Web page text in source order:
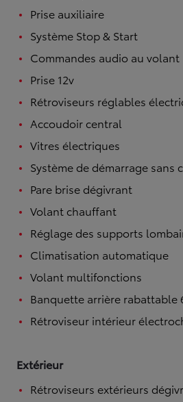
Prise auxiliaire
Système Stop & Start
Commandes audio au volant
Prise 12v
Rétroviseurs réglables
Accoudoir central
Vitres électriques
Système de démarrage sans
Pare brise dégivrant
Volant chauffant
Réglage des supports
Climatisation automatique
Volant multifonctions
Banquette arrière rabattable
Rétroviseur intérieur
Extérieur
Rétroviseurs extérieurs